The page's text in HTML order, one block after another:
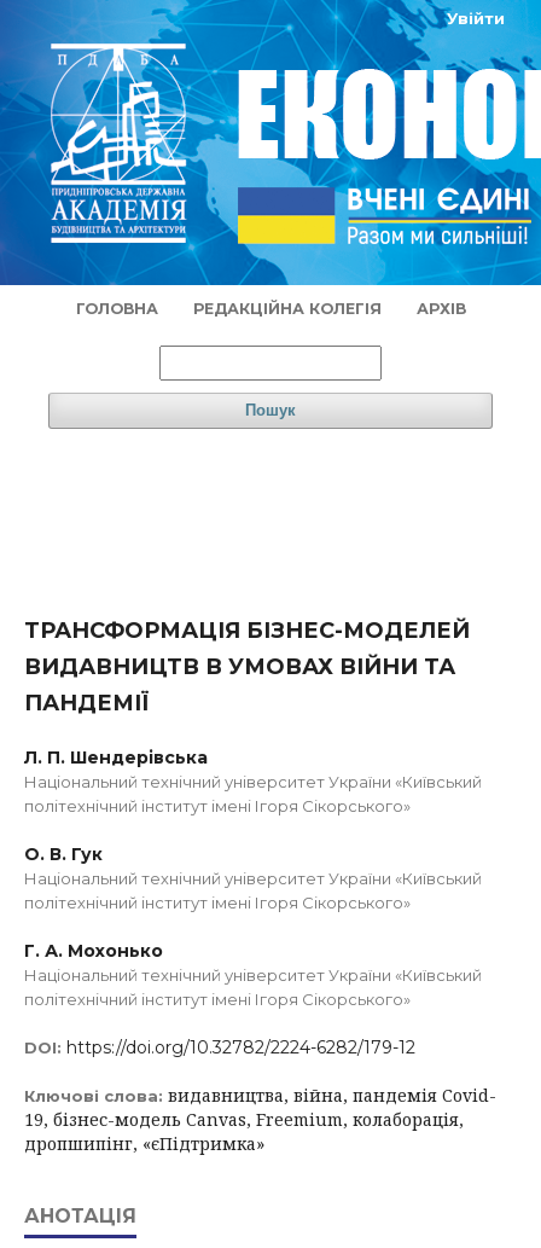
ГОЛОВНА РЕДАКЦІЙНА КОЛЕГІЯ АРХІВ
Пошук
Увійти
ТРАНСФОРМАЦІЯ БІЗНЕС-МОДЕЛЕЙ
ВИДАВНИЦТВ В УМОВАХ ВІЙНИ ТА
ПАНДЕМІЇ
Л. П. Шендерівська
Національний технічний університет України «Київський
політехнічний інститут імені Ігоря Сікорського»
О. В. Гук
Національний технічний університет України «Київський
політехнічний інститут імені Ігоря Сікорського»
Г. А. Мохонько
Національний технічний університет України «Київський
політехнічний інститут імені Ігоря Сікорського»
DOI: https://doi.org/10.32782/2224-6282/179-12
Ключові слова: видавництва, війна, пандемія Covid-
19, бізнес-модель Canvas, Freemium, колаборація,
дропшипінг, «єПідтримка»
АНОТАЦІЯ